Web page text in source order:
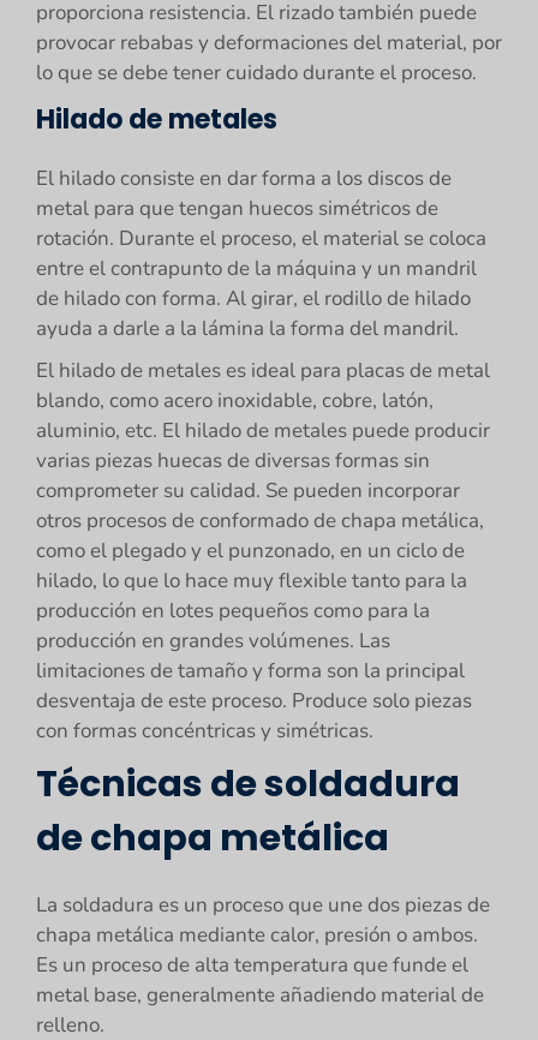
proporciona resistencia. El rizado también puede
provocar rebabas y deformaciones del material, por
lo que se debe tener cuidado durante el proceso.
Hilado de metales
El hilado consiste en dar forma a los discos de
metal para que tengan huecos simétricos de
rotación. Durante el proceso, el material se coloca
entre el contrapunto de la máquina y un mandril
de hilado con forma. Al girar, el rodillo de hilado
ayuda a darle a la lámina la forma del mandril.
El hilado de metales es ideal para placas de metal
blando, como acero inoxidable, cobre, latón,
aluminio, etc. El hilado de metales puede producir
varias piezas huecas de diversas formas sin
comprometer su calidad. Se pueden incorporar
otros procesos de conformado de chapa metálica,
como el plegado y el punzonado, en un ciclo de
hilado, lo que lo hace muy flexible tanto para la
producción en lotes pequeños como para la
producción en grandes volúmenes. Las
limitaciones de tamaño y forma son la principal
desventaja de este proceso. Produce solo piezas
con formas concéntricas y simétricas.
Técnicas de soldadura
de chapa metálica
La soldadura es un proceso que une dos piezas de
chapa metálica mediante calor, presión o ambos.
Es un proceso de alta temperatura que funde el
metal base, generalmente añadiendo material de
relleno.